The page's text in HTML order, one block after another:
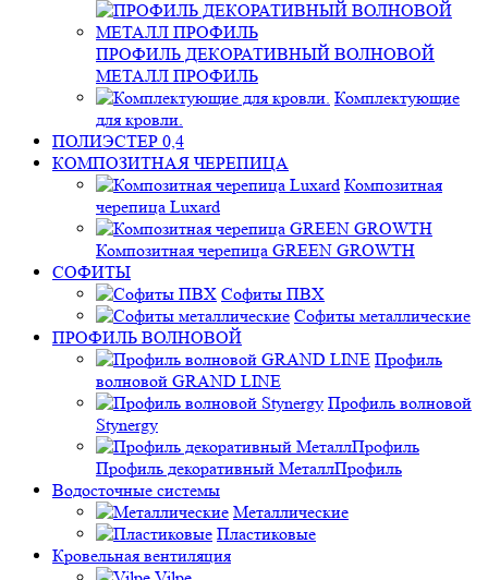
ПРОФИЛЬ ДЕКОРАТИВНЫЙ ВОЛНОВОЙ
МЕТАЛЛ ПРОФИЛЬ
Комплектующие
для кровли.
ПОЛИЭСТЕР 0,4
КОМПОЗИТНАЯ ЧЕРЕПИЦА
Композитная
черепица Luxard
Композитная черепица GREEN GROWTH
СОФИТЫ
Софиты ПВХ
Софиты металлические
ПРОФИЛЬ ВОЛНОВОЙ
Профиль
волновой GRAND LINE
Профиль волновой
Stynergy
Профиль декоративный МеталлПрофиль
Водосточные системы
Металлические
Пластиковые
Кровельная вентиляция